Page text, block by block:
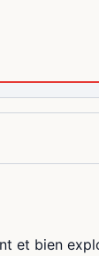
et bien